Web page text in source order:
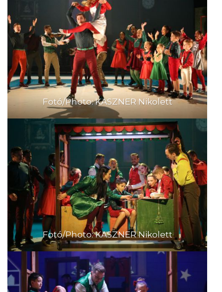
Fotó/Photo: KASZNER Nikolett
Fotó/Photo: KASZNER Nikolett